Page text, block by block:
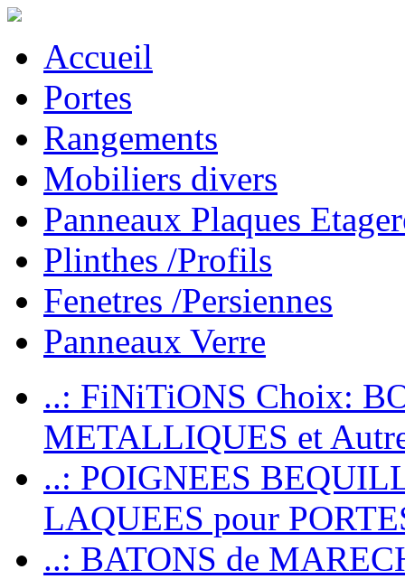
Accueil
Portes
Rangements
Mobiliers divers
Panneaux Plaques
Plinthes /Profils
Fenetres /Persiennes
Panneaux Verre
..: FiNiTiONS Choix:
METALLIQUES et
..: POIGNEES
LAQUEES pour
..: BATONS de